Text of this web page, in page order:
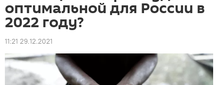
оптимальной для России в
2022 году?
11:21 29.12.2021